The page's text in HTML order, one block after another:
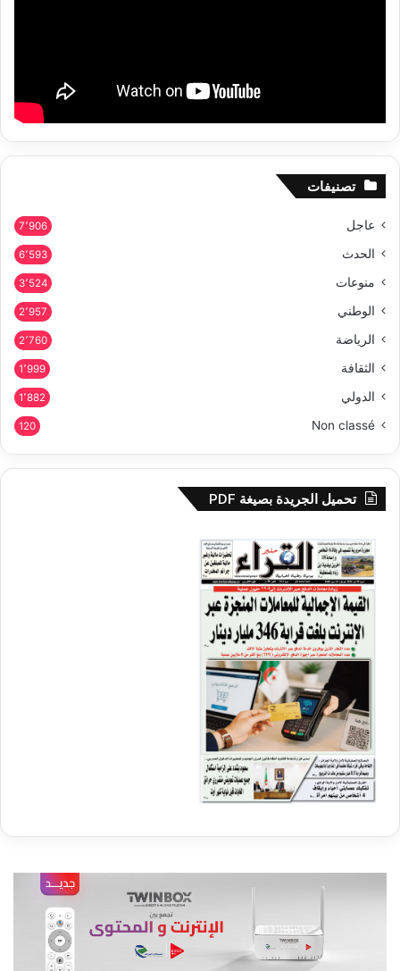
تصنيفات
عاجل 7٬906
الحدث 6٬593
منوعات 3٬524
الوطني 2٬957
الرياضة 2٬760
الثقافة 1٬999
الدولي 1٬882
Non classé
120
تحميل الجريدة بصيغة PDF